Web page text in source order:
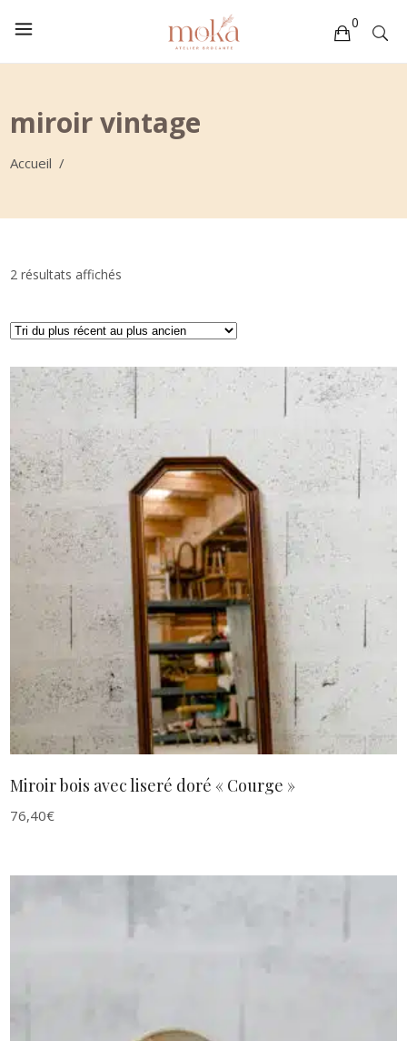
0
miroir vintage
Accueil /
2 résultats affichés
récent
au
plus
ancien
AJOUTER AU PANIER
Miroir bois avec liseré doré « Courge »
76,40€